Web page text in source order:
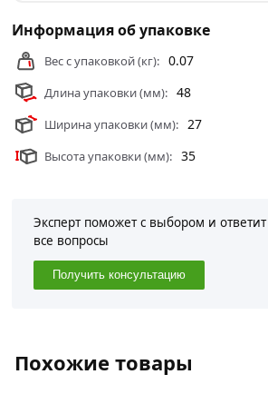
Информация об упаковке
Вес с упаковкой (кг): 0.07
Длина упаковки (мм): 48
Ширина упаковки (мм): 27
Высота упаковки (мм): 35
Эксперт поможет с выбором и
все вопросы
Получить консультацию
Похожие товары